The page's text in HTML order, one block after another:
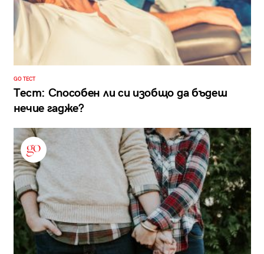
GO ТЕСТ
Тест: Способен ли си изобщо да бъдеш
нечие гадже?